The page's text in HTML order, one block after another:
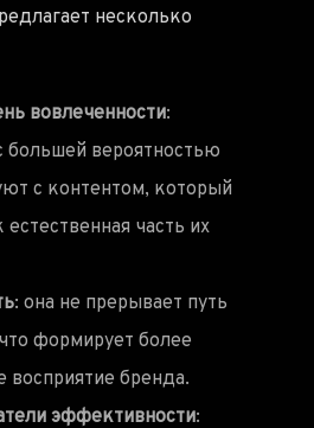
несколько
вовлеченности:
большей вероятностью
с контентом, который
часть их
: она не прерывает путь
формирует более
восприятие бренда.
эффективности: